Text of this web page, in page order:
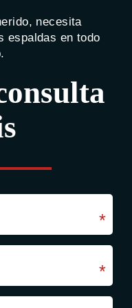
necesita
espaldas en todo